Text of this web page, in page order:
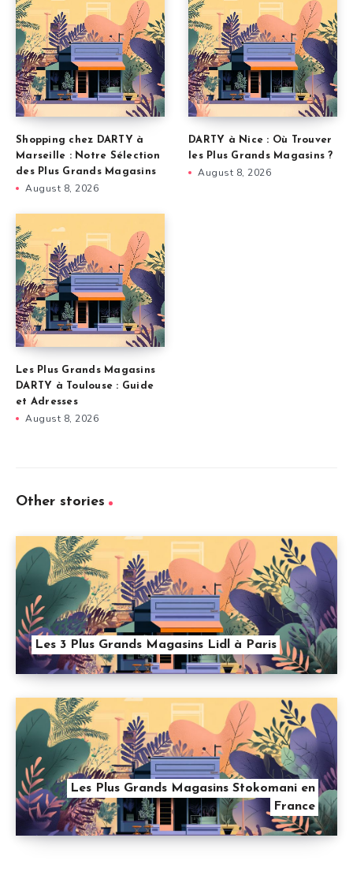
Shopping chez DARTY à
Marseille : Notre Sélection
des Plus Grands Magasins
August 8, 2026
DARTY à Nice : Où Trouver
les Plus Grands Magasins ?
August 8, 2026
Les Plus Grands Magasins
DARTY à Toulouse : Guide
et Adresses
August 8, 2026
Other stories
Les 3 Plus Grands Magasins Lidl à Paris
Les Plus Grands Magasins Stokomani en
France